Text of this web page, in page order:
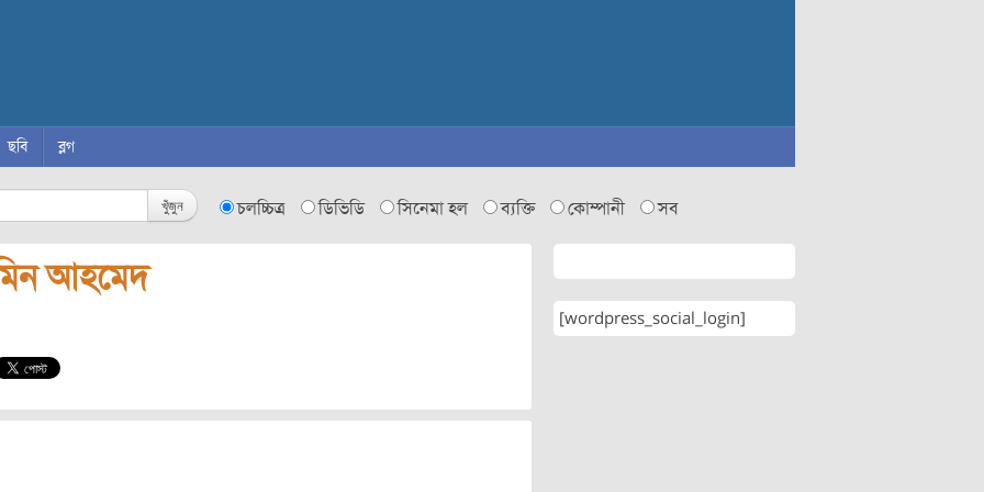
ছবি ব্লগ
খুঁজুন চলচ্চিত্র ডিভিডি সিনেমা হল ব্যক্তি কোম্পানী সব
আহমেদ
[wordpress_social_login]